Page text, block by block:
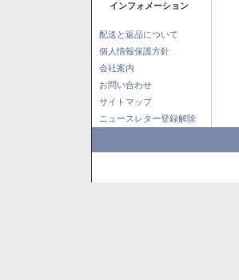
インフォメーション
配送と返品について
個人情報保護方針
会社案内
お問い合わせ
サイトマップ
ニュースレター登録解除